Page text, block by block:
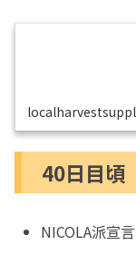
40日目頃
NICOLA派宣